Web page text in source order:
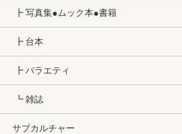
┣ 写真集●ムック本●書籍
┣ 台本
┣ バラエティ
┗ 雑誌
サブカルチャー